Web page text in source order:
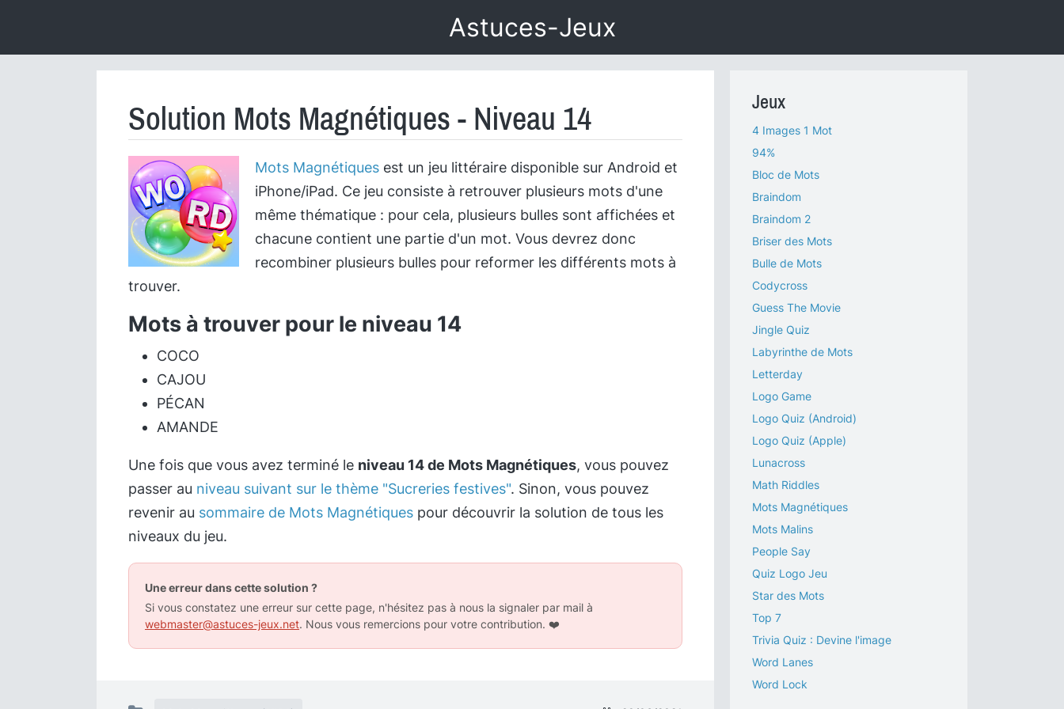
Astuces-Jeux
Solution Mots Magnétiques - Niveau 14
Mots Magnétiques est un jeu littéraire disponible sur Android et
iPhone/iPad. Ce jeu consiste à retrouver plusieurs mots d'une
même thématique : pour cela, plusieurs bulles sont affichées et
chacune contient une partie d'un mot. Vous devrez donc
recombiner plusieurs bulles pour reformer les différents mots à
trouver.
Mots à trouver pour le niveau 14
COCO
CAJOU
PÉCAN
AMANDE
Une fois que vous avez terminé le niveau 14 de Mots Magnétiques, vous pouvez
passer au niveau suivant sur le thème "Sucreries festives". Sinon, vous pouvez
revenir au sommaire de Mots Magnétiques pour découvrir la solution de tous les
niveaux du jeu.
Une erreur dans cette solution ?
Si vous constatez une erreur sur cette page, n'hésitez pas à nous la signaler par mail à
webmaster@astuces-jeux.net. Nous vous remercions pour votre contribution. ❤️
Jeux
4 Images 1 Mot
94%
Bloc de Mots
Braindom
Braindom 2
Briser des Mots
Bulle de Mots
Codycross
Guess The Movie
Jingle Quiz
Labyrinthe de Mots
Letterday
Logo Game
Logo Quiz (Android)
Logo Quiz (Apple)
Lunacross
Math Riddles
Mots Magnétiques
Mots Malins
People Say
Quiz Logo Jeu
Star des Mots
Top 7
Trivia Quiz : Devine l'image
Word Lanes
Word Lock